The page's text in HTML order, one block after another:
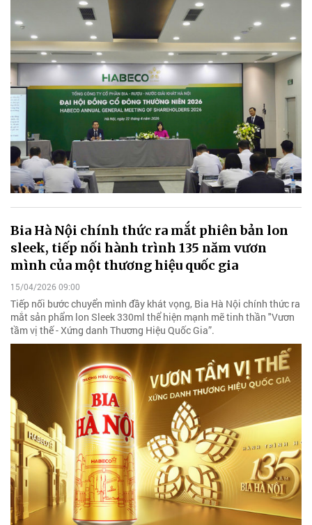
Bia Hà Nội chính thức ra mắt phiên bản lon
sleek, tiếp nối hành trình 135 năm vươn
mình của một thương hiệu quốc gia
15/04/2026 09:00
Tiếp nối bước chuyển mình đầy khát vọng, Bia Hà Nội chính thức ra
mắt sản phẩm lon Sleek 330ml thể hiện mạnh mẽ tinh thần "Vươn
tầm vị thế - Xứng danh Thương Hiệu Quốc Gia”.